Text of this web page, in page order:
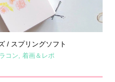
/ スプリングソフト
コン, 着画＆レポ